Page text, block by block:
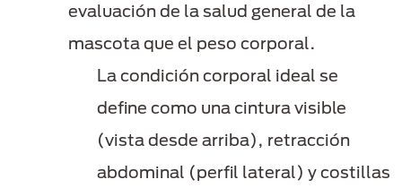
evaluación de la salud general de la
mascota que el peso corporal.
La condición corporal ideal se
define como una cintura visible
(vista desde arriba), retracción
abdominal (perfil lateral) y costillas